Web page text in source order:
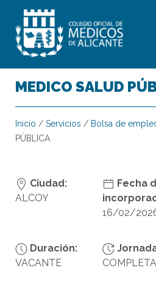
MEDICO SALUD
Inicio / Servicios / Bolsa de
PÚBLICA
Ciudad:
ALCOY
Fecha
16/02/
Duración:
VACANTE
COMPLETA